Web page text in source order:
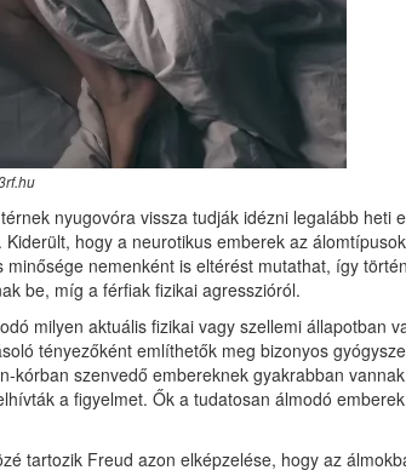
nyugovóra vissza tudják idézni legalább heti
hogy a neurotikus emberek az álomtípusok
nemenként is eltérést mutathat, így
be, míg a férfiak fizikai agresszióról.
milyen aktuális fizikai vagy szellemi állapotban
tényezőként említhetők meg bizonyos
kórban szenvedő embereknek gyakrabban vannak
a figyelmet. Ők a tudatosan álmodó
tartozik Freud azon elképzelése, hogy az